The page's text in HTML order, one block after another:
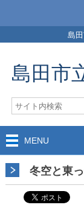
島
島田市
MENU
冬空と東